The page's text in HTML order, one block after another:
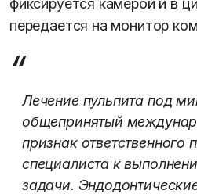
фиксируется камерой и в
передается на монитор
Лечение пульпита под
общепринятый
признак ответственного
специалиста к
задачи.